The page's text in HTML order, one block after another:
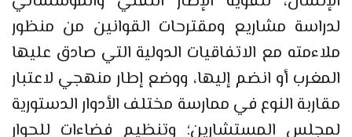
لدراسة مشاريع ومقترحات القوانين من منظور
ملاءمته مع الاتفاقيات الدولية التي صادق عليها
المغرب أو انضم إليها، ووضع إطار منهجي لاعتبار
مقاربة النوع في ممارسة مختلف الأدوار الدستورية
لمجلس المستشارين؛ وتنظيم فضاءات للحوار